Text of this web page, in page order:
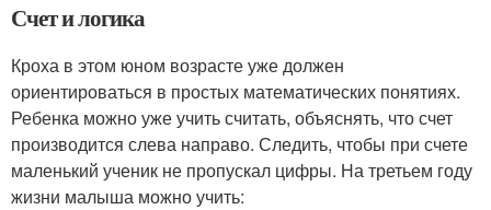
Счет и логика
Кроха в этом юном возрасте уже должен
ориентироваться в простых математических понятиях.
Ребенка можно уже учить считать, объяснять, что счет
производится слева направо. Следить, чтобы при счете
маленький ученик не пропускал цифры. На третьем году
жизни малыша можно учить: